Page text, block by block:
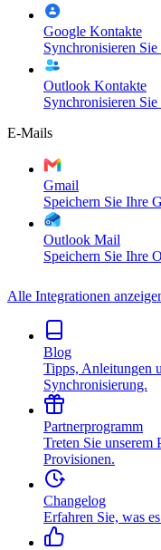
Google Kontakte
Synchronisieren
Outlook Kontakte
Synchronisieren
E-Mails
Gmail
Speichern Sie Ihre
Outlook Mail
Speichern Sie Ihre
Alle Integrationen
Blog
Tipps, Anleitungen
Synchronisierung.
Partnerprogramm
Treten Sie unserem
Provisionen.
Changelog
Erfahren Sie, was